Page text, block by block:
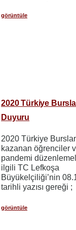
görüntüle
2020 Türkiye
Duyuru
2020 Türkiye
kazanan öğrenciler
pandemi
ilgili TC Lefkoşa
Büyükelçiliği’nin
tarihli yazısı gereği ;
görüntüle